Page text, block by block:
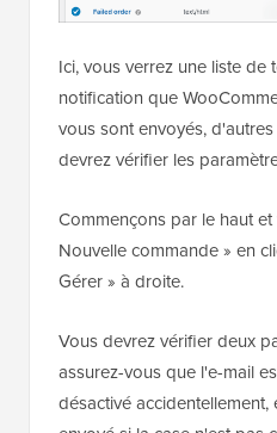
Ici, vous verrez une liste de
notification que
vous sont envoyés,
devrez vérifier les
Commençons par le haut
Nouvelle commande » en
Gérer » à droite.
Vous devrez vérifier deux
assurez-vous que l'e-mail
désactivé